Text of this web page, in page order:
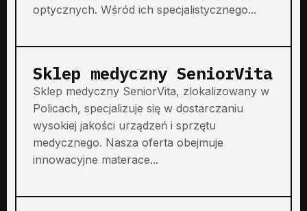
optycznych. Wśród ich specjalistycznego...
Sklep medyczny SeniorVita
Sklep medyczny SeniorVita, zlokalizowany w
Policach, specjalizuje się w dostarczaniu
wysokiej jakości urządzeń i sprzętu
medycznego. Nasza oferta obejmuje
innowacyjne materace...